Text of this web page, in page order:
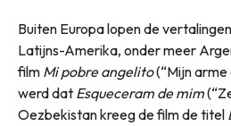
Buiten Europa lopen de
Latijns-Amerika, onder meer
film Mi pobre angelito(“Mijn arme
werd dat Esqueceram de mim
Oezbekistan kreeg de film de titel